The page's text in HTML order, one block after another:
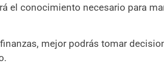
el conocimiento necesario para
mejor podrás tomar